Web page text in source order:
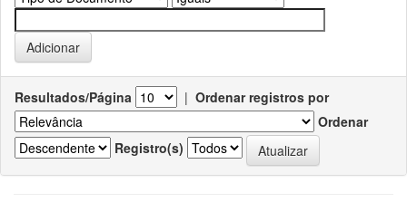
Resultados/Página | Ordenar registros por
Ordenar
Registro(s)